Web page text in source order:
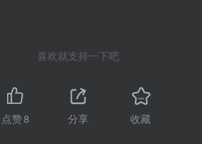
喜欢就支持一下吧
点赞8 分享 收藏